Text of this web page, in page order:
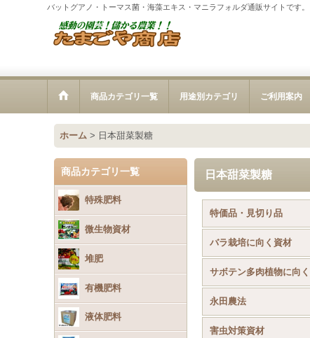
バットグアノ・トーマス菌・海藻エキス・マニラフォルダ通販サイトです。
商品カテゴリ一覧 用途別カテゴリ ご利用案内
ホーム > 日本甜菜製糖
商品カテゴリ一覧
特殊肥料
微生物資材
堆肥
有機肥料
液体肥料
日本甜菜製糖
特価品・見切り品
バラ栽培に向く資材
永田農法
害虫対策資材